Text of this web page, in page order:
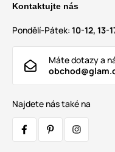
Kontaktujte nás
Pondělí-Pátek: 10-12, 13-
Máte dotazy a
Najdete nás také na